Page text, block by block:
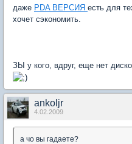
даже PDA ВЕРСИЯ есть для
хочет сэкономить.
ЗЫ у кого, вдруг, еще нет
ankoljr
4.02.2009
а чо вы гадаете?